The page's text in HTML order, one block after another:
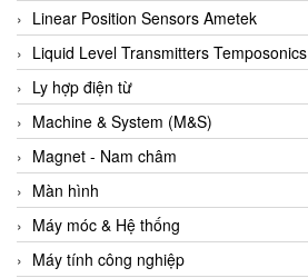
Axiomtek
AZBIL
B&C Electronics
B&R
Babcok wilcox
Baelz Automatic Vietnam
Bahr Modultechnik Vietnam
Balluff
Linear Position Sensors Ametek
Liquid Level Transmitters Temposonics
Ly hợp điện từ
Machine & System (M&S)
Magnet - Nam châm
Màn hình
Máy móc & Hệ thống
Máy tính công nghiệp